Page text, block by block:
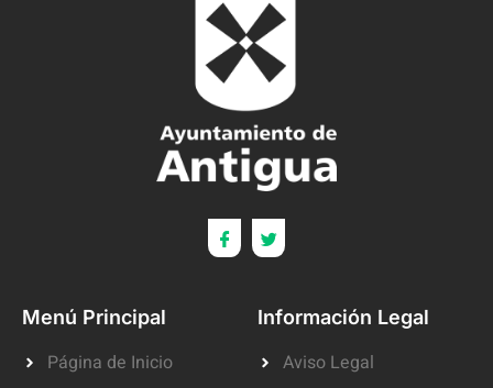
Menú Principal
Página de Inicio
Información Legal
Aviso Legal